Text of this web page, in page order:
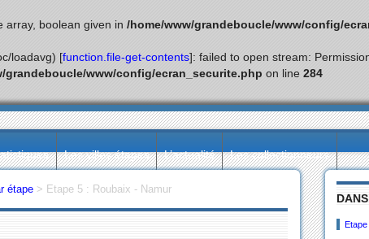
array, boolean given in /home/www/grandeboucle/www/config/
loadavg) [function.file-get-contents]: failed to open stream:
grandeboucle/www/config/ecran_securite.php on line 284
Les villes étapes L’actualité Les collectionneurs
étape > Etape 5 : Roubaix - Namur